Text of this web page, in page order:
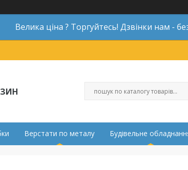
Велика ціна ? Торгуйтесь! Дзвінки нам -
Верстати по металу Будівельне